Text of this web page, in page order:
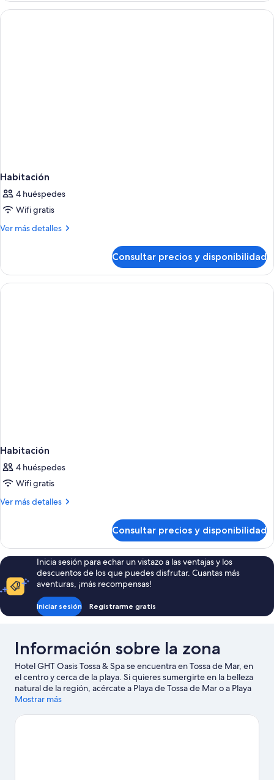
niño)
ROOM
WITH
Habitación
4 huéspedes
Wifi gratis
Ver más detalles
Más
Consultar precios y disponibilidad
Habitación
4 huéspedes
Wifi gratis
Ver más detalles
Más
Consultar precios y disponibilidad
Inicia sesión para echar un vistazo a las ventajas y los
descuentos de los que puedes disfrutar. Cuantas más
aventuras, ¡más recompensas!
Iniciar sesión Registrarme gratis
Información sobre la zona
Hotel GHT Oasis Tossa & Spa se encuentra en Tossa de Mar, en
el centro y cerca de la playa. Si quieres sumergirte en la belleza
natural de la región, acércate a Playa de Tossa de Mar o a Playa
de Lloret de Mar. ¿Viajas con niños? Si es así, puedes llevarlos a
estar ya en el agua? Con actividades como submarinismo,
Mostrar más